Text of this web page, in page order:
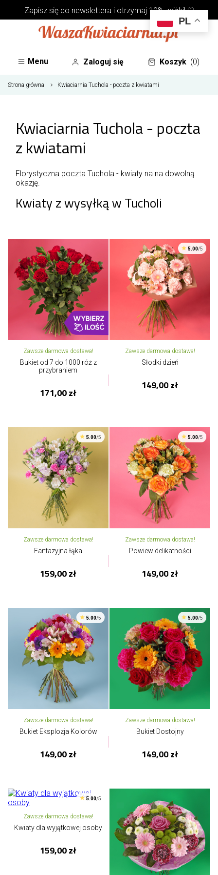
Zapisz się do newsletterai otrzymaj 10% zniżki! ♡
Menu Zaloguj się Koszyk (0)
Strona główna Kwiaciarnia Tuchola - poczta z kwiatami
Kwiaciarnia Tuchola - poczta
z kwiatami
Florystyczna poczta Tuchola - kwiaty na na dowolną
okazję.
Kwiaty z wysyłką w Tucholi
Zawsze darmowa dostawa!
Bukiet od 7 do 1000 róż z
przybraniem
171,00 zł
5.00/5
Zawsze darmowa dostawa!
Słodki dzień
149,00 zł
5.00/5
Zawsze darmowa dostawa!
Fantazyjna łąka
159,00 zł
5.00/5
Zawsze darmowa dostawa!
Powiew delikatności
149,00 zł
5.00/5
Zawsze darmowa dostawa!
Bukiet Eksplozja Kolorów
149,00 zł
5.00/5
Zawsze darmowa dostawa!
Bukiet Dostojny
149,00 zł
5.00/5
Zawsze darmowa dostawa!
Kwiaty dla wyjątkowej osoby
159,00 zł
PL